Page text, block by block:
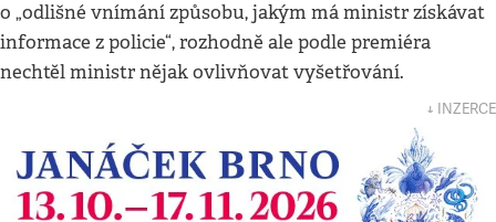
o „odlišné vnímání způsobu, jakým má ministr získávat
informace z policie“, rozhodně ale podle premiéra
nechtěl ministr nějak ovlivňovat vyšetřování.
↓ INZERCE